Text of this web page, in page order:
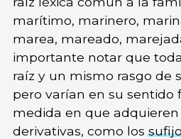
marítimo, marinero,
marea, mareado,
importante notar que
raíz y un mismo rasgo de
pero varían en su sentido
medida en que
derivativas, como los